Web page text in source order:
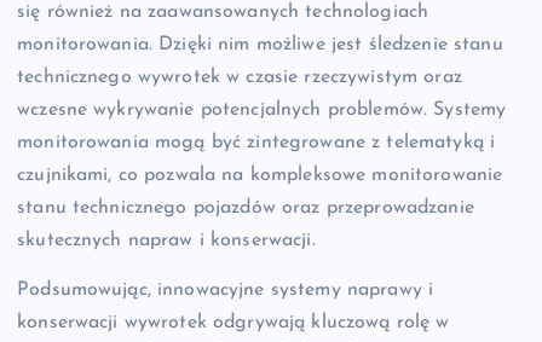
się również na zaawansowanych technologiach
monitorowania. Dzięki nim możliwe jest śledzenie stanu
technicznego wywrotek w czasie rzeczywistym oraz
wczesne wykrywanie potencjalnych problemów. Systemy
monitorowania mogą być zintegrowane z telematyką i
czujnikami, co pozwala na kompleksowe monitorowanie
stanu technicznego pojazdów oraz przeprowadzanie
skutecznych napraw i konserwacji.
Podsumowując, innowacyjne systemy naprawy i
konserwacji wywrotek odgrywają kluczową rolę w